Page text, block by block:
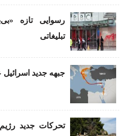
رسوایی تازه
تبلیغاتی
جبهه‌ جدید اسرائیل
تحرکات جدید